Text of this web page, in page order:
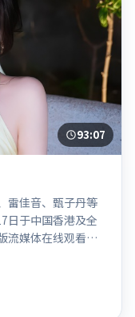
93:07
雷佳音、甄子丹等
日于中国香港及全
流媒体在线观看。
，结局出人意
追缉」「贾樟
09-17上映」等